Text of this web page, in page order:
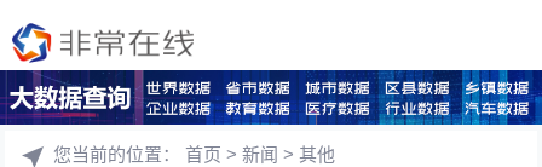
您当前的位置：首页 >新闻 >其他